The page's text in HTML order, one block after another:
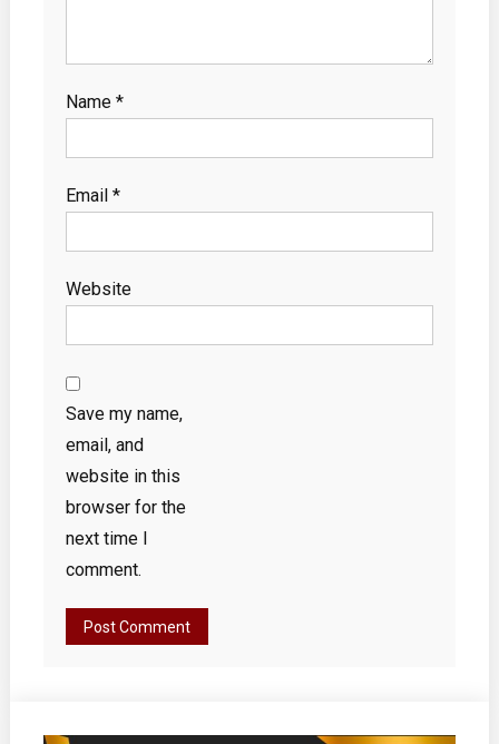
Name *
Email *
Website
Save my name,
email, and
website in this
browser for the
next time I
comment.